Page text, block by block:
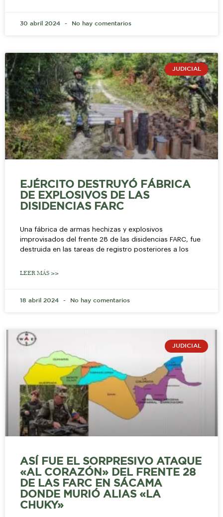
30 abril 2024 No hay comentarios
JUDICIAL
EJÉRCITO DESTRUYÓ FÁBRICA
DE EXPLOSIVOS DE LAS
DISIDENCIAS FARC
Una fábrica de armas hechizas y explosivos
improvisados del frente 28 de las disidencias FARC, fue
destruida en las tareas de registro posteriores a los
LEER MÁS >>
18 abril 2024 No hay comentarios
JUDICIAL
ASÍ FUE EL SORPRESIVO ATAQUE
«AL CORAZÓN» DEL FRENTE 28
DE LAS FARC EN SÁCAMA
DONDE MURIÓ ALIAS «LA
CHUKY»